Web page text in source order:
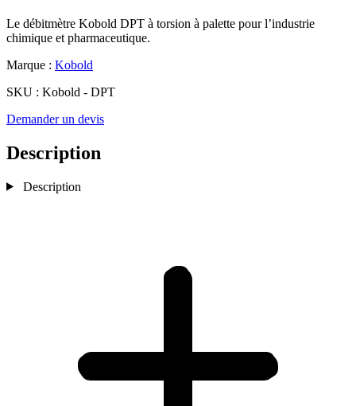
Le débitmètre Kobold DPT à torsion à palette pour l’industrie
chimique et pharmaceutique.
Marque : Kobold
SKU : Kobold - DPT
Demander un devis
Description
Description